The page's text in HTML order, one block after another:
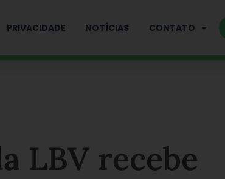
PRIVACIDADE NOTÍCIAS CONTATO
LBV recebe